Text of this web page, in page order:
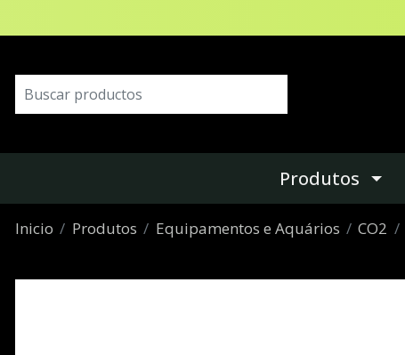
Produtos
Inicio Produtos Equipamentos e Aquários CO2